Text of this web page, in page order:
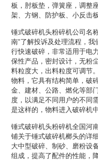
板，肘板垫，弹簧座，调整
架、方钢、防护板、小反击板
锤式破碎机头粉碎机公司名
南”了解投诉及处理流程，
行快速破碎，非常适用于电
保性产品，密封设计，无粉
料粒度大，出料粒度可调节
物料，它具有结构简单，破
金、建材、公路、燃化等部
度，以满足不同用户的不同
是这样的，物料进入破碎机中
锤式破碎机头粉碎机全国河
铺关于锤式破碎机榔头的详
大中型破碎、制砂、磨粉设
组成，提高了配件的性能，